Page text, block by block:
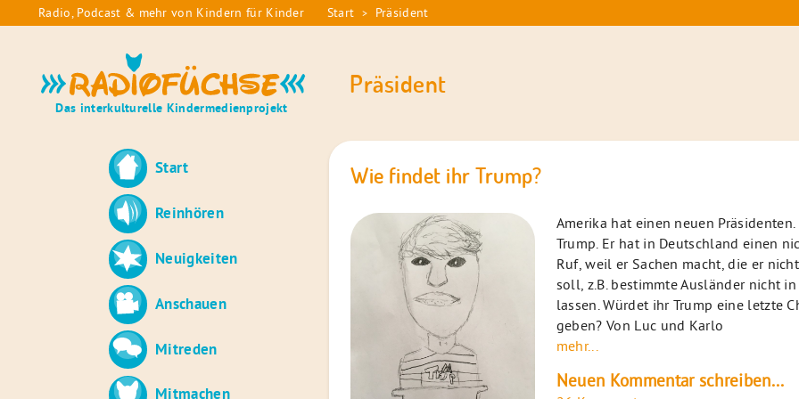
to
Radio, Podcast & mehr von Kindern für Kinder
Sie
Start > Präsident
Das interkulturelle Kindermedienprojekt
Start
Reinhören
Neuigkeiten
Anschauen
Mitreden
Mitmachen
Präsident
Wie findet ihr Trump?
Amerika hat einen neuen
Trump. Er hat in Deutschland einen
Ruf, weil er Sachen macht, die er
soll, z.B. bestimmte Ausländer nicht
lassen. Würdet ihr Trump eine letzte
geben? Von Luc und Karlo
mehr...
Neuen Kommentar schreiben...